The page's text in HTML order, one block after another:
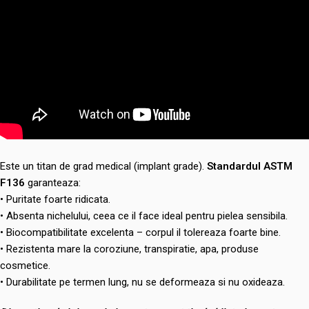
Este un titan de grad medical (implant grade). Standardul ASTM
F136 garanteaza:
• Puritate foarte ridicata.
• Absenta nichelului, ceea ce il face ideal pentru pielea sensibila.
• Biocompatibilitate excelenta – corpul il tolereaza foarte bine.
• Rezistenta mare la coroziune, transpiratie, apa, produse
cosmetice.
• Durabilitate pe termen lung, nu se deformeaza si nu oxideaza.